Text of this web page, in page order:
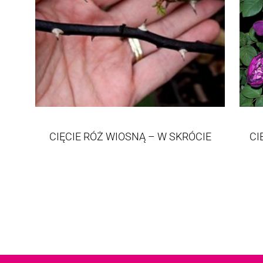
CIĘCIE RÓŻ WIOSNĄ – W SKRÓCIE